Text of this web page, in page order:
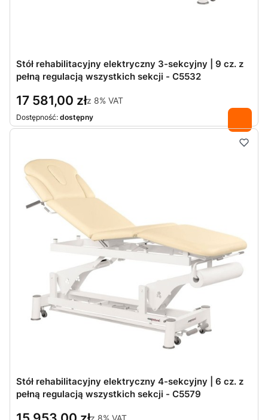
Stół rehabilitacyjny elektryczny 3-sekcyjny | 9 cz. z
pełną regulacją wszystkich sekcji - C5532
17 581,00 złz 8% VAT
Dostępność: dostępny
Stół rehabilitacyjny elektryczny 4-sekcyjny | 6 cz. z
pełną regulacją wszystkich sekcji - C5579